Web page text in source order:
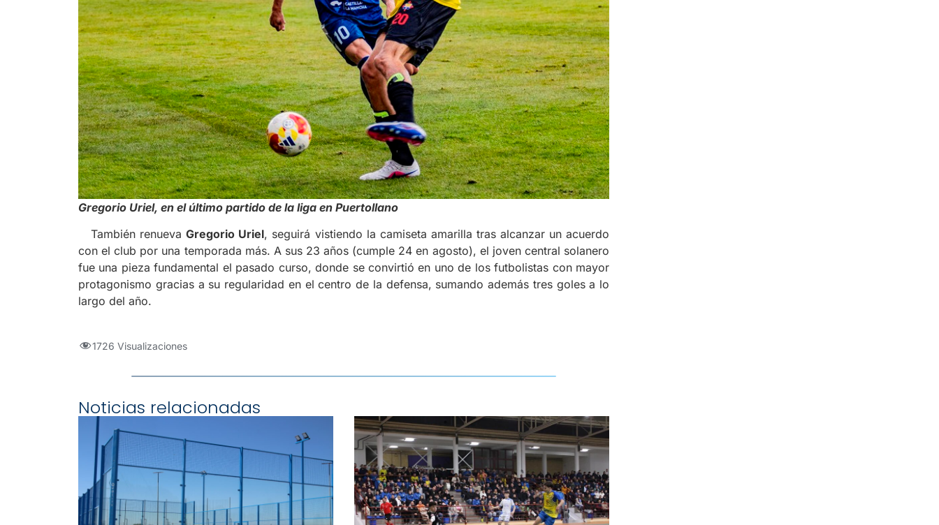
Gregorio Uriel, en el último partido de la liga en Puertollano
También renuevaGregorio Uriel, seguirá vistiendo la camiseta amarilla tras alcanzar un acuerdo
con el club por una temporada más. A sus 23 años (cumple 24 en agosto), el joven central solanero
fue una pieza fundamental el pasado curso, donde se convirtió en uno de los futbolistas con mayor
protagonismo gracias a su regularidad en el centro de la defensa, sumando además tres goles a lo
largo del año.
1726 Visualizaciones
Noticias relacionadas